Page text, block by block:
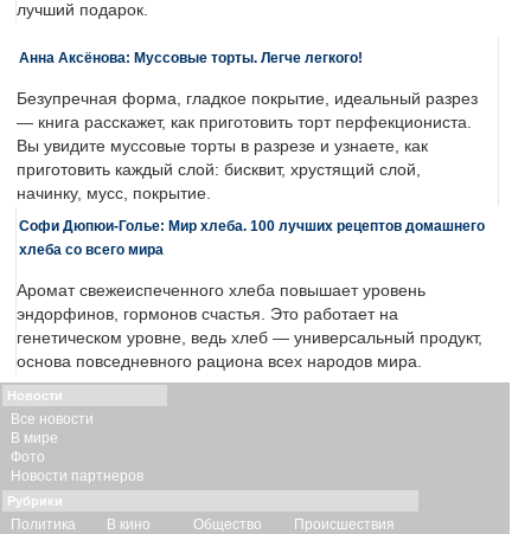
лучший подарок.
Анна Аксёнова: Муссовые торты. Легче легкого!
Безупречная форма, гладкое покрытие, идеальный разрез
— книга расскажет, как приготовить торт перфекциониста.
Вы увидите муссовые торты в разрезе и узнаете, как
приготовить каждый слой: бисквит, хрустящий слой,
начинку, мусс, покрытие.
Софи Дюпюи-Голье: Мир хлеба. 100 лучших рецептов домашнего
хлеба со всего мира
Аромат свежеиспеченного хлеба повышает уровень
эндорфинов, гормонов счастья. Это работает на
генетическом уровне, ведь хлеб — универсальный продукт,
основа повседневного рациона всех народов мира.
Новости
Все новости
В мире
Фото
Новости партнеров
Рубрики
Политика В кино Общество Происшествия